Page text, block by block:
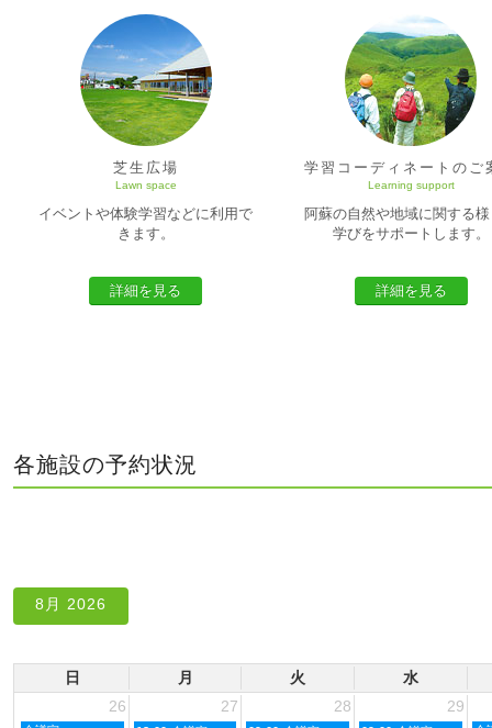
芝生広場
Lawn space
イベントや体験学習などに利用で
きます。
詳細を見る
学習コーディネートのご
Learning support
阿蘇の自然や地域に関する
学びをサポートします。
詳細を見る
各施設の予約状況
8月 2026
日 月 火
水
26
27 28 29